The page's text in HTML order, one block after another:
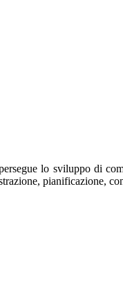
lo sviluppo di
pianificazione,